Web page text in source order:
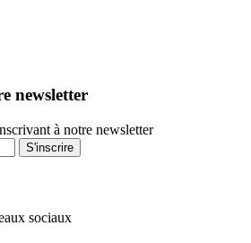
newsletter
à notre newsletter
S'inscrire
sociaux